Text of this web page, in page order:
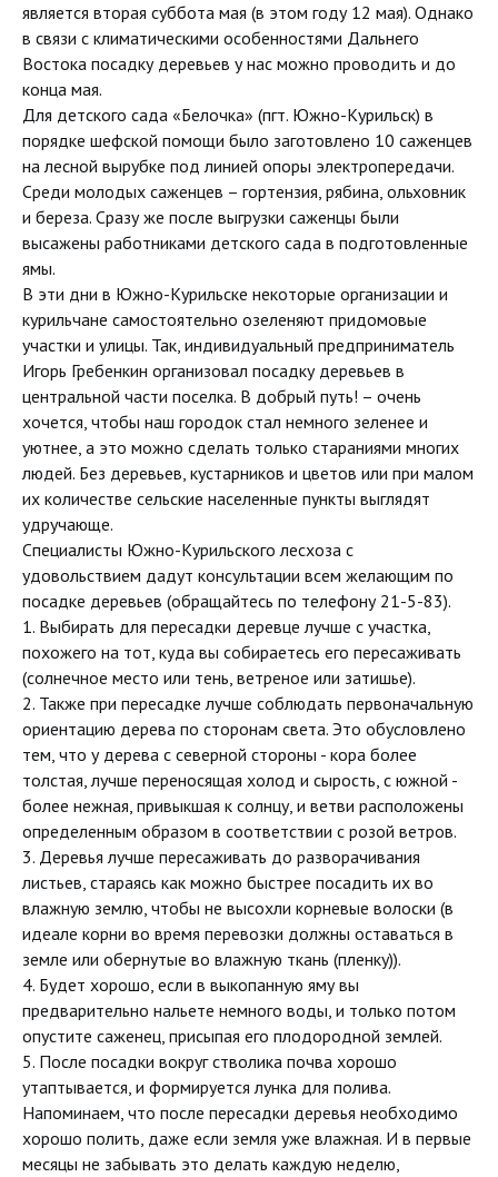
является вторая суббота мая (в этом году 12 мая). Однако
в связи с климатическими особенностями Дальнего
Востока посадку деревьев у нас можно проводить и до
конца мая.
Для детского сада «Белочка» (пгт. Южно-Курильск) в
порядке шефской помощи было заготовлено 10 саженцев
на лесной вырубке под линией опоры электропередачи.
Среди молодых саженцев – гортензия, рябина, ольховник
и береза. Сразу же после выгрузки саженцы были
высажены работниками детского сада в подготовленные
ямы.
В эти дни в Южно-Курильске некоторые организации и
курильчане самостоятельно озеленяют придомовые
участки и улицы. Так, индивидуальный предприниматель
Игорь Гребенкин организовал посадку деревьев в
центральной части поселка. В добрый путь! – очень
хочется, чтобы наш городок стал немного зеленее и
уютнее, а это можно сделать только стараниями многих
людей. Без деревьев, кустарников и цветов или при малом
их количестве сельские населенные пункты выглядят
удручающе.
Специалисты Южно-Курильского лесхоза с
удовольствием дадут консультации всем желающим по
посадке деревьев (обращайтесь по телефону 21-5-83).
1. Выбирать для пересадки деревце лучше с участка,
похожего на тот, куда вы собираетесь его пересаживать
(солнечное место или тень, ветреное или затишье).
2. Также при пересадке лучше соблюдать первоначальную
ориентацию дерева по сторонам света. Это обусловлено
тем, что у дерева с северной стороны - кора более
толстая, лучше переносящая холод и сырость, с южной -
более нежная, привыкшая к солнцу, и ветви расположены
определенным образом в соответствии с розой ветров.
3. Деревья лучше пересаживать до разворачивания
листьев, стараясь как можно быстрее посадить их во
влажную землю, чтобы не высохли корневые волоски (в
идеале корни во время перевозки должны оставаться в
земле или обернутые во влажную ткань (пленку)).
4. Будет хорошо, если в выкопанную яму вы
предварительно нальете немного воды, и только потом
опустите саженец, присыпая его плодородной землей.
5. После посадки вокруг стволика почва хорошо
утаптывается, и формируется лунка для полива.
Напоминаем, что после пересадки деревья необходимо
хорошо полить, даже если земля уже влажная. И в первые
месяцы не забывать это делать каждую неделю,